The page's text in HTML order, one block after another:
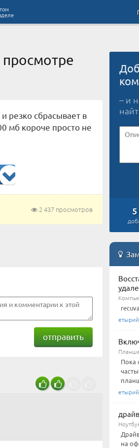
резко сбрасывает в
мб короче просто не
2 437 просмотров
отправить
– и
5
етырий
Пока
етырий
на